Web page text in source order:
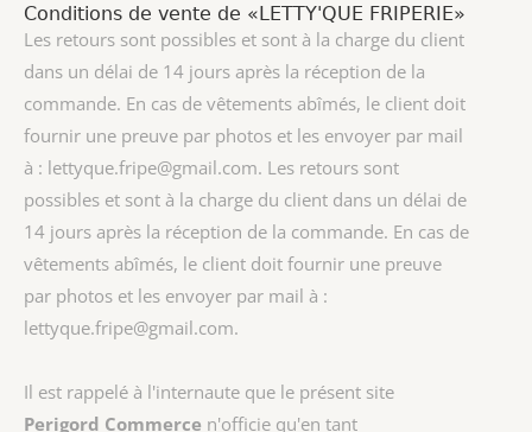
Conditions de vente de «LETTY'QUE FRIPERIE»
Les retours sont possibles et sont à la charge du client
dans un délai de 14 jours après la réception de la
commande. En cas de vêtements abîmés, le client doit
fournir une preuve par photos et les envoyer par mail
à : lettyque.fripe@gmail.com. Les retours sont
possibles et sont à la charge du client dans un délai de
14 jours après la réception de la commande. En cas de
vêtements abîmés, le client doit fournir une preuve
par photos et les envoyer par mail à :
lettyque.fripe@gmail.com.
Il est rappelé à l'internaute que le présent site
Perigord Commerce n'officie qu'en tant